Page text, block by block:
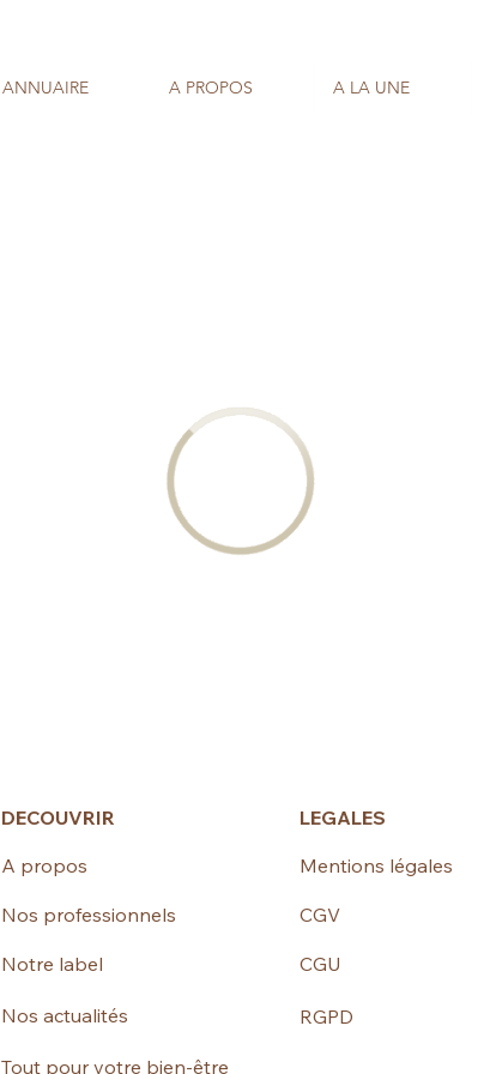
ANNUAIRE A PROPOS A LA UNE
DECOUVRIR
A propos
Nos professionnels
Notre label
Nos actualités
Tout pour votre bien-être
LEGALES
Mentions légales
CGV
CGU
RGPD